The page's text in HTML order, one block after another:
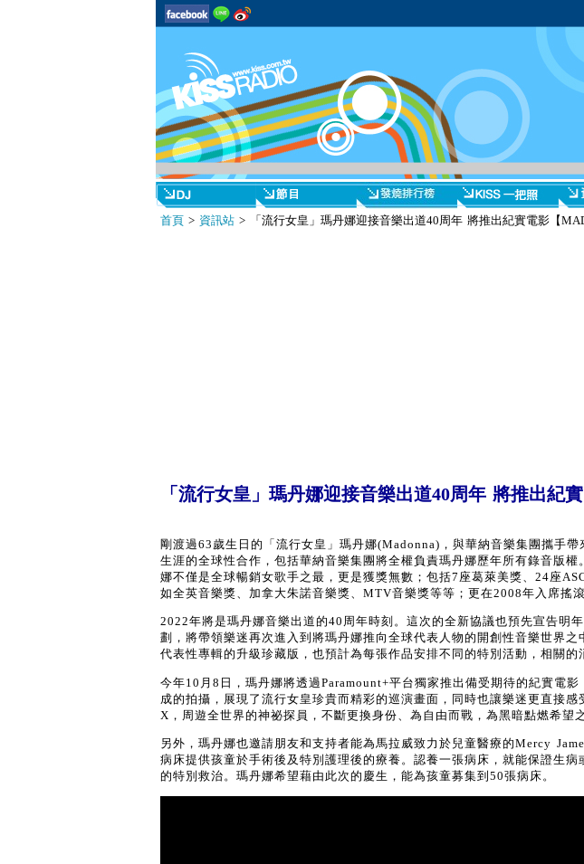
首頁> 資訊站> 「流行女皇」瑪丹娜迎接音樂出道40周年 將推出紀實電影【
「流行女皇」瑪丹娜迎接音樂出道40周年 將推出紀
剛渡過63歲生日的「流行女皇」瑪丹娜(Madonna)，與華納音樂集團攜手
生涯的全球性合作，包括華納音樂集團將全權負責瑪丹娜歷年所有錄音版
娜不僅是全球暢銷女歌手之最，更是獲獎無數；包括7座葛萊美獎、24座
如全英音樂獎、加拿大朱諾音樂獎、MTV音樂獎等等；更在2008年入席搖滾
2022年將是瑪丹娜音樂出道的40周年時刻。這次的全新協議也預先宣告明
劃，將帶領樂迷再次進入到將瑪丹娜推向全球代表人物的開創性音樂世界
代表性專輯的升級珍藏版，也預計為每張作品安排不同的特別活動，相關的
今年10月8日，瑪丹娜將透過Paramount+平台獨家推出備受期待的紀實電
成的拍攝，展現了流行女皇珍貴而精彩的巡演畫面，同時也讓樂迷更直接
X，周遊全世界的神祕探員，不斷更換身份、為自由而戰，為黑暗點燃希望
另外，瑪丹娜也邀請朋友和支持者能為馬拉威致力於兒童醫療的Mercy
病床提供孩童於手術後及特別護理後的療養。認養一張病床，就能保證生病
的特別救治。瑪丹娜希望藉由此次的慶生，能為孩童募集到50張病床。